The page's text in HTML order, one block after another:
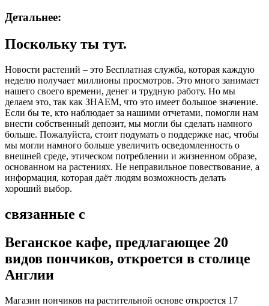
Детальнее:
Поскольку ты тут.
Новости растений – это Бесплатная служба, которая каждую
неделю получает миллионы просмотров. Это много занимает
нашего своего времени, денег и трудную работу. Но мы
делаем это, так как ЗНАЕМ, что это имеет большое значение.
Если бы те, кто наблюдает за нашими отчетами, помогли нам
внести собственный депозит, мы могли бы сделать намного
больше. Пожалуйста, стоит подумать о поддержке нас, чтобы
мы могли намного больше увеличить осведомленность о
внешней среде, этическом потреблении и жизненном образе,
основанном на растениях. Не неправильное повествование, а
информация, которая даёт людям возможность делать
хороший выбор.
связанные с
Веганское кафе, предлагающее 20
видов пончиков, откроется в столице
Англии
Магазин пончиков на растительной основе откроется 17